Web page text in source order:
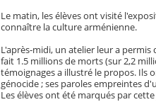
Le matin, les élèves ont visité
connaître la culture arménienne.
L'après-midi, un atelier leur a
fait 1.5 millions de morts (sur 2,2
témoignages a illustré le propos. Ils
génocide ; ses paroles empreintes
Les élèves ont été marqués par